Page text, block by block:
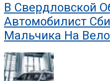
В Свердловской
Автомобилист
Мальчика На